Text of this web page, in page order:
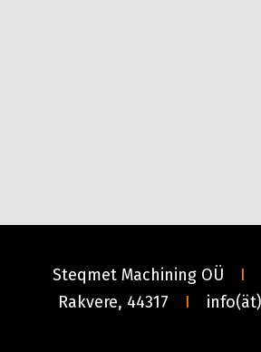
Steqmet Machining OÜ I
Rakvere, 44317 I